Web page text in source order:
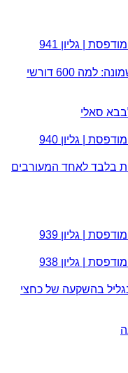
| גליון 941
המספרים המפתיעים של קריית שמונה: למה 600 דורשי
סאלי
| גליון 940
בלבד לאחד המעורבים
| גליון 939
| גליון 938
בהשקעה של כחצי